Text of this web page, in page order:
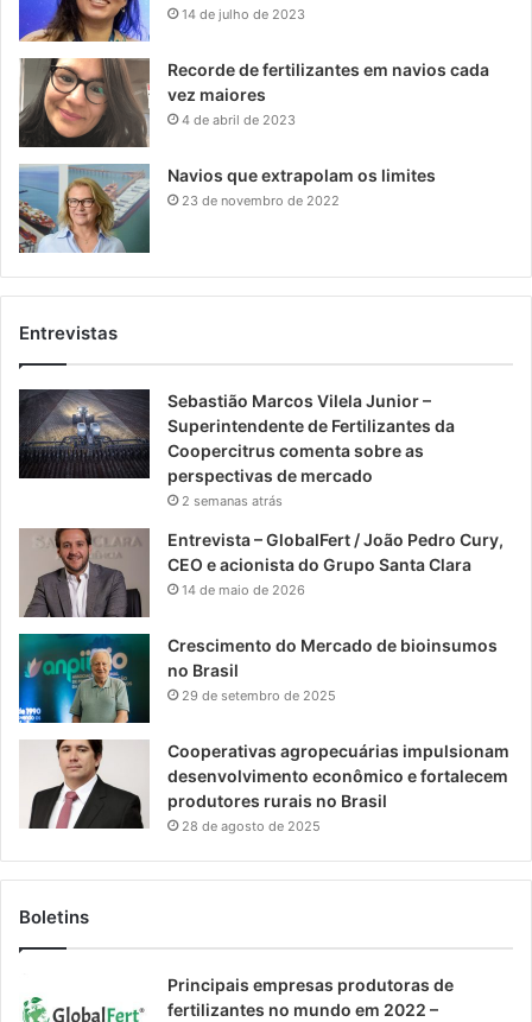
14 de julho de 2023
Recorde de fertilizantes em navios cada
vez maiores
4 de abril de 2023
Navios que extrapolam os limites
23 de novembro de 2022
Entrevistas
Sebastião Marcos Vilela Junior –
Superintendente de Fertilizantes da
Coopercitrus comenta sobre as
perspectivas de mercado
2 semanas atrás
Entrevista – GlobalFert / João Pedro Cury,
CEO e acionista do Grupo Santa Clara
14 de maio de 2026
Crescimento do Mercado de bioinsumos
no Brasil
29 de setembro de 2025
Cooperativas agropecuárias impulsionam
desenvolvimento econômico e fortalecem
produtores rurais no Brasil
28 de agosto de 2025
Boletins
Principais empresas produtoras de
fertilizantes no mundo em 2022 –